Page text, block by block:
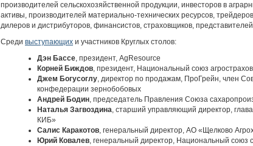
производителей сельскохозяйственной продукции, инвесторов в
активы, производителей материально-технических ресурсов,
дилеров и дистрибуторов, финансистов, страховщиков,
Среди выступающих и участников Круглых столов:
Дэн Бассе, президент, AgResource
Корней Биждов, президент, Национальный союз
Джем Богусоглу, директор по продажам, ПроГрейн, член
конфедерации зернобобовых
Андрей Бодин, председатель Правления Союза
Наталья Загвоздина, старший управляющий директор,
КИБ»
Салис Каракотов, генеральный директор, АО «Щелково
Юрий Ковалев, генеральный директор, Национальный союз